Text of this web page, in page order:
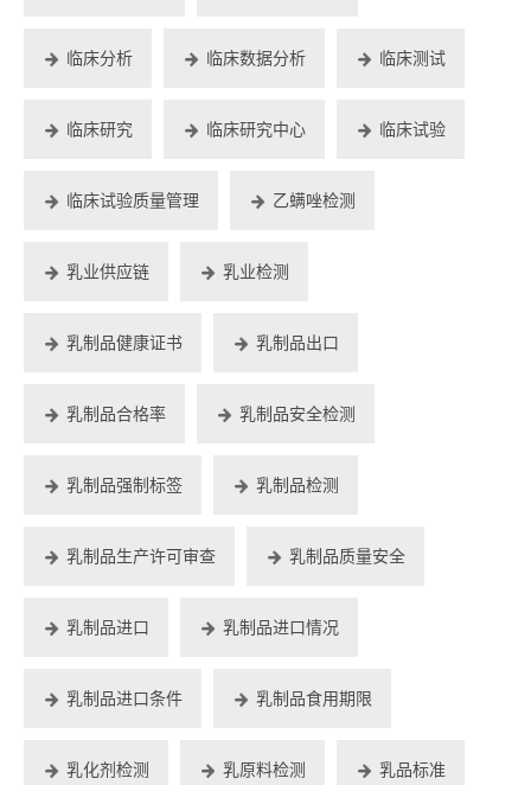
临床分析 临床数据分析 临床测试
临床研究 临床研究中心 临床试验
临床试验质量管理 乙螨唑检测
乳业供应链 乳业检测
乳制品健康证书 乳制品出口
乳制品合格率 乳制品安全检测
乳制品强制标签 乳制品检测
乳制品生产许可审查 乳制品质量安全
乳制品进口 乳制品进口情况
乳制品进口条件 乳制品食用期限
乳化剂检测 乳原料检测 乳品标准